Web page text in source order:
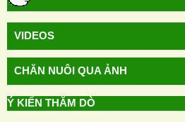
VIDEOS
CHĂN NUÔI QUA ẢNH
Ý KIẾN THĂM DÒ